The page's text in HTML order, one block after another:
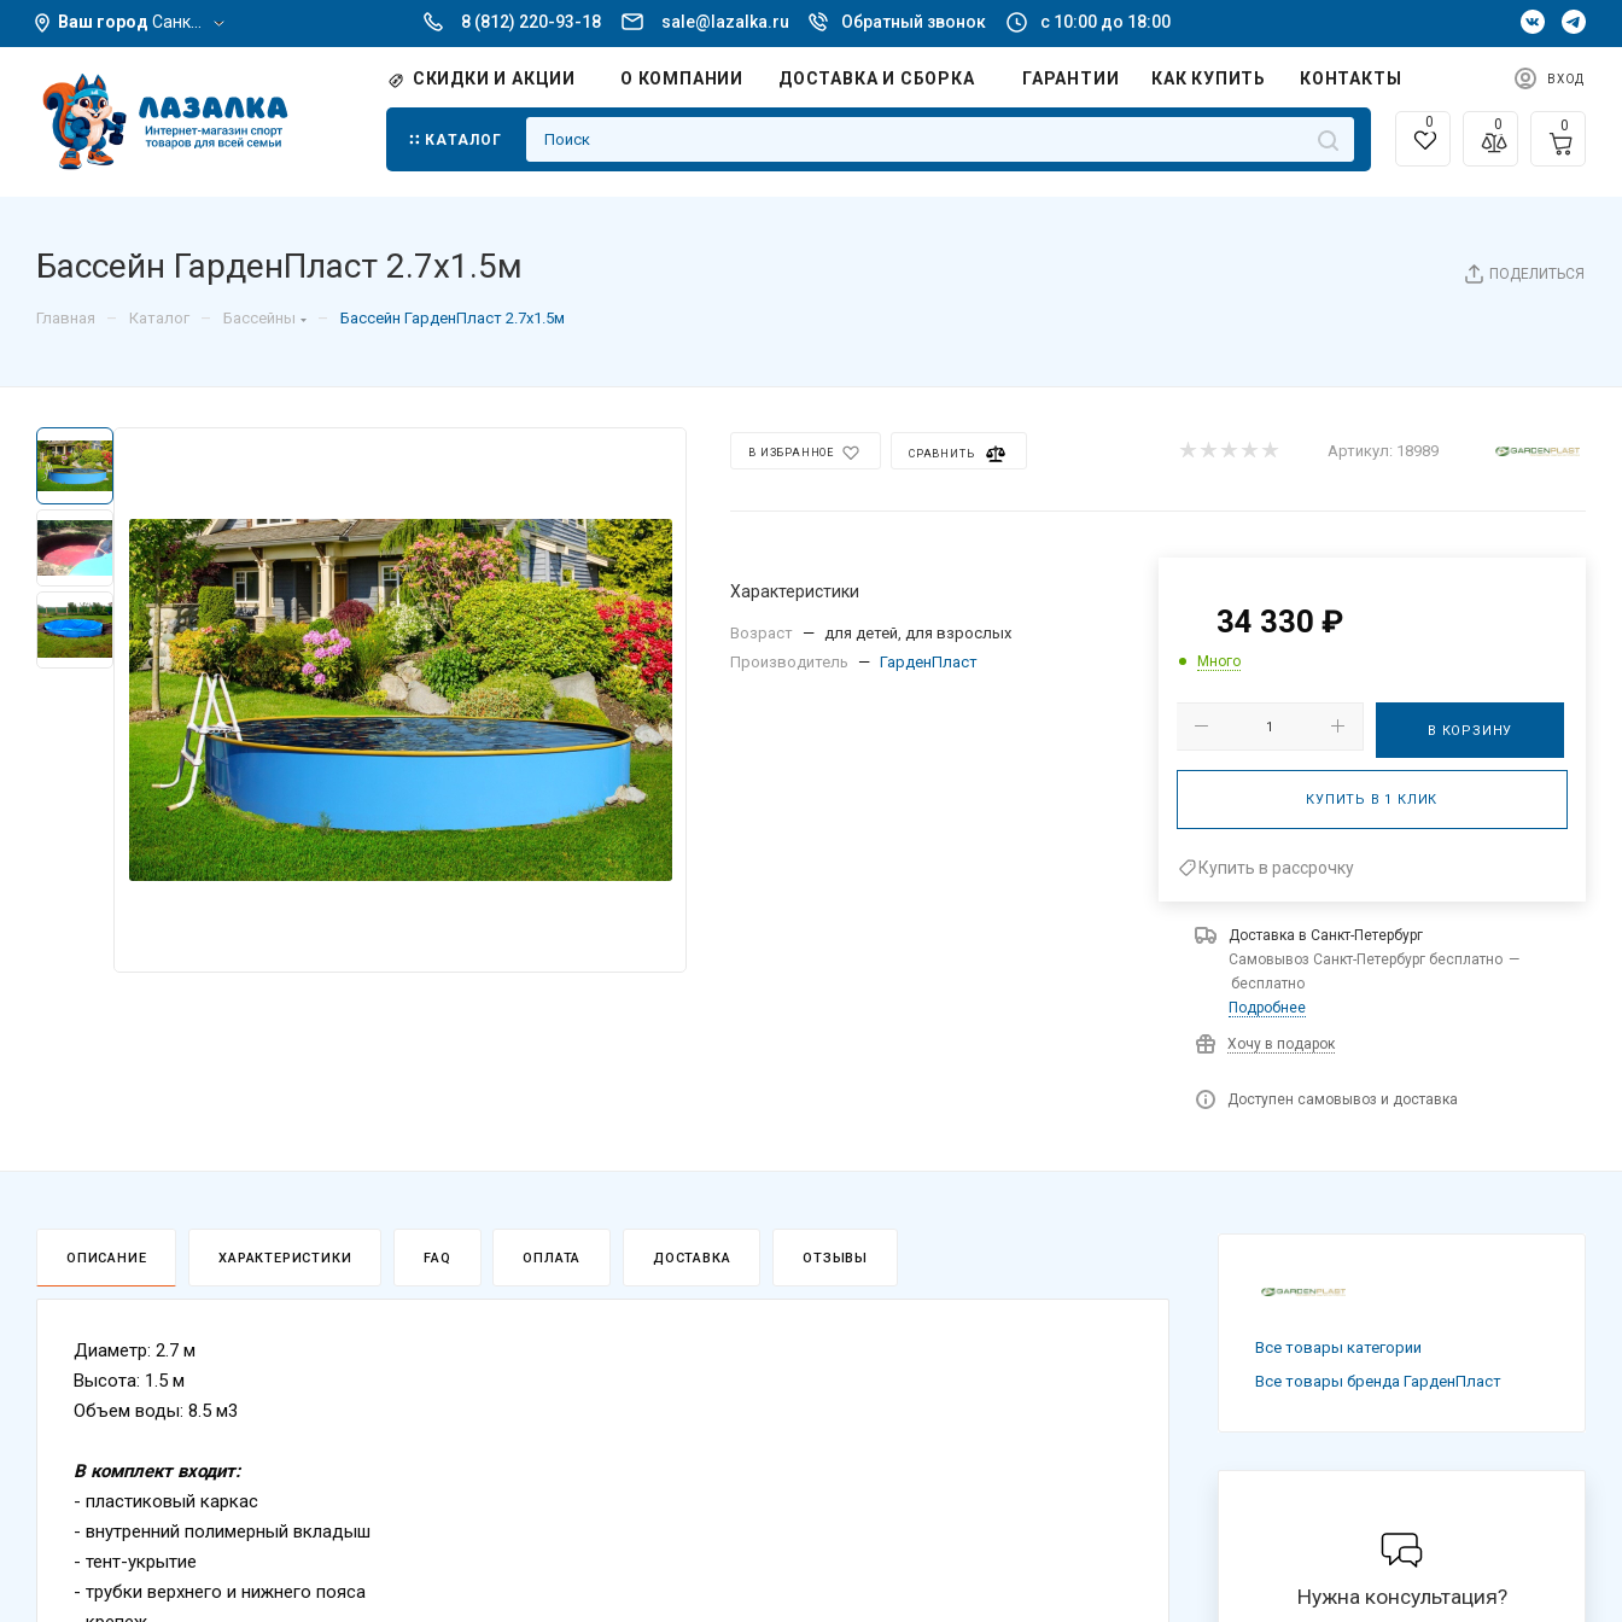
Ваш город Санкт-Петербург 8 (812) 220-93-18 sale@lazalka.ru Обратный звонок с 10:00 до 18:00
СКИДКИ И АКЦИИ О КОМПАНИИ ДОСТАВКА И СБОРКА ГАРАНТИИ КАК КУПИТЬ КОНТАКТЫ ВХОД
КАТАЛОГ
0 0 0
ПОДЕЛИТЬСЯ
Бассейн ГарденПласт 2.7х1.5м
Главная – Каталог – Бассейны – Бассейн ГарденПласт 2.7х1.5м
В ИЗБРАННОЕ СРАВНИТЬ Артикул: 18989
Характеристики
Возраст — для детей, для взрослых
Производитель
— ГарденПласт
34 330 ₽
Много
В КОРЗИНУ
КУПИТЬ В 1 КЛИК
Купить в рассрочку
Доставка в Санкт-Петербург
Самовывоз Санкт-Петербург бесплатно —
бесплатно
Подробнее
Хочу в подарок
Доступен самовывоз и доставка
ОПИСАНИЕ ХАРАКТЕРИСТИКИ FAQ ОПЛАТА ДОСТАВКА ОТЗЫВЫ
Диаметр: 2.7 м
Высота: 1.5 м
Объем воды: 8.5 м3
В комплект входит:
- пластиковый каркас
- внутренний полимерный вкладыш
- тент-укрытие
- трубки верхнего и нижнего пояса
Все товары категории
Все товары бренда ГарденПласт
Нужна консультация?